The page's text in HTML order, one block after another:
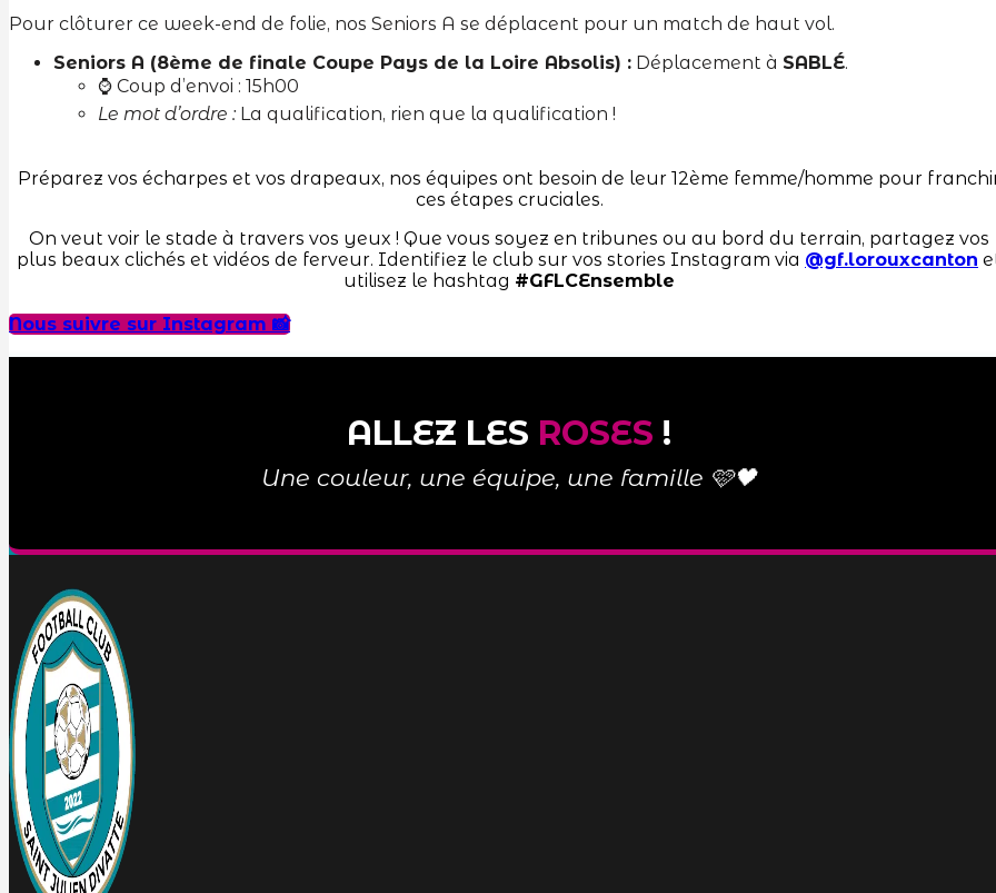
Pour clôturer ce week-end de folie, nos Seniors A se déplacent pour un match de haut vol.
Seniors A (8ème de finale Coupe Pays de la Loire Absolis) : Déplacement à SABLÉ.
⌚ Coup d’envoi : 15h00
Le mot d’ordre : La qualification, rien que la qualification !
Préparez vos écharpes et vos drapeaux, nos équipes ont besoin de leur 12ème femme/homme pour
ces étapes cruciales.
On veut voir le stade à travers vos yeux ! Que vous soyez en tribunes ou au bord du terrain, partagez vos
plus beaux clichés et vidéos de ferveur. Identifiez le club sur vos stories Instagram via @gf.lorouxcanton
utilisez le hashtag #GFLCEnsemble
Nous suivre sur Instagram 📸
ALLEZ LES ROSES !
Une couleur, une équipe, une famille 🩷🖤